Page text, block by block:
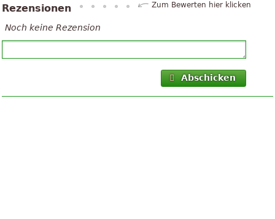
Rezensionen Zum Bewerten hier klicken
Noch keine Rezension
Abschicken